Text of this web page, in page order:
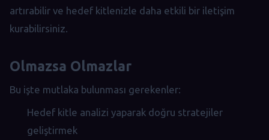
artırabilir ve hedef kitlenizle daha etkili bir iletişim
kurabilirsiniz.
Olmazsa Olmazlar
Bu işte mutlaka bulunması gerekenler:
Hedef kitle analizi yaparak doğru stratejiler
geliştirmek